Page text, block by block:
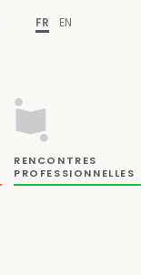
FR EN
RENCONTRES
PROFESSIONNELLES